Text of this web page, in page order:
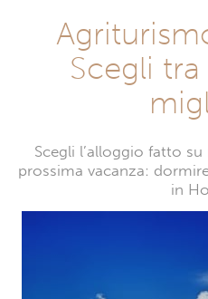
Scegli
Scegli l’alloggio fatto
prossima vacanza:
in